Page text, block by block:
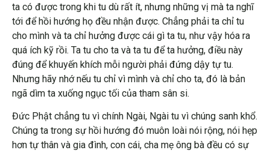
ta có được trong khi tu dù rất ít, nhưng những vị mà ta nghĩ
tới để hồi hướng họ đều nhận được. Chẳng phải ta chỉ tu
cho mình và ta chỉ hưởng được cái gì ta tu, như vậy hóa ra
quá ích kỹ rồi. Ta tu cho ta và ta tu để ta hưởng, điều này
đúng để khuyến khích mỗi người phải đứng dậy tự tu.
Nhưng hãy nhớ nếu tu chỉ vì mình và chỉ cho ta, đó là bản
ngã dìm ta xuống ngục tối của tham sân si.
Đức Phật chẳng tu vì chính Ngài, Ngài tu vì chúng sanh khổ.
Chúng ta trong sự hồi hướng đó muôn loài nói rộng, nói hẹp
hơn tự thân và gia đình, con cái, cha mẹ ông bà đều có sự